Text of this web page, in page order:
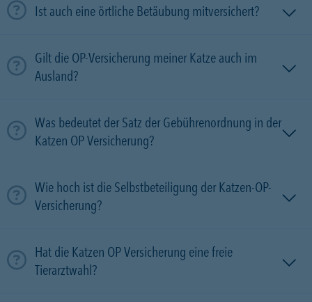
Ist auch eine örtliche Betäubung mitversichert?
Gilt die OP-Versicherung meiner Katze auch im
Ausland?
Was bedeutet der Satz der Gebührenordnung in der
Katzen OP Versicherung?
Wie hoch ist die Selbstbeteiligung der Katzen-OP-
Versicherung?
Hat die Katzen OP Versicherung eine freie
Tierarztwahl?